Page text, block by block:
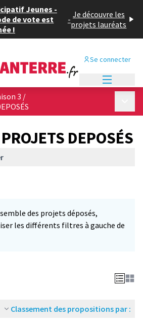
Jeunes -
de vote est
!
- Je découvre les
projets lauréats
Se connecter
3 /
DEPOSÉS
des projets déposés,
les différents filtres à gauche de
Classement des propositions par :